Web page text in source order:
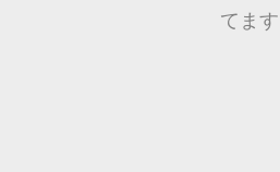
てま